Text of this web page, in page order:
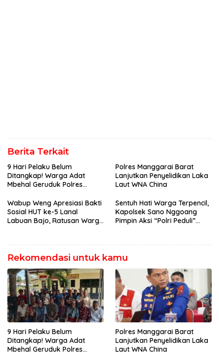
Berita Terkait
9 Hari Pelaku Belum
Ditangkap! Warga Adat
Mbehal Geruduk Polres
Penegakan Hukum Kapolres
Polres Manggarai Barat
Lanjutkan Penyelidikan Laka
Laut WNA China
Wabup Weng Apresiasi Bakti
Sosial HUT ke-5 Lanal
Labuan Bajo, Ratusan Warga
Gratis
Sentuh Hati Warga Terpencil,
Kapolsek Sano Nggoang
Pimpin Aksi “Polri Peduli”
Rekomendasi untuk kamu
9 Hari Pelaku Belum
Ditangkap! Warga Adat
Mbehal Geruduk Polres
Polres Manggarai Barat
Lanjutkan Penyelidikan Laka
Laut WNA China